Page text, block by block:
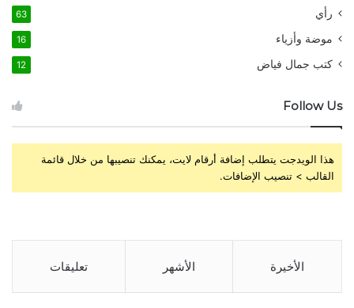
رأي 63
موضة وأزياء 16
كتب جمال فياض 12
Follow Us
هذا الويدجت يتطلب إضافة أرقام لايت، يمكنك تنصيبها من خلال قائمة
القالب > تنصيب الإضافات.
الأخيرة الأشهر تعليقات